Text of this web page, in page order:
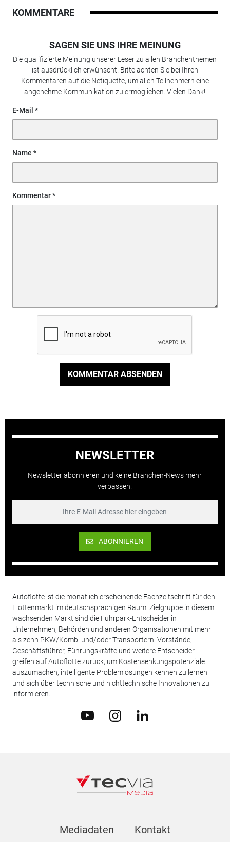
KOMMENTARE
SAGEN SIE UNS IHRE MEINUNG
Die qualifizierte Meinung unserer Leser zu allen Branchenthemen
ist ausdrücklich erwünscht. Bitte achten Sie bei Ihren
Kommentaren auf die Netiquette, um allen Teilnehmern eine
angenehme Kommunikation zu ermöglichen. Vielen Dank!
E-Mail
Name
Kommentar
KOMMENTAR ABSENDEN
NEWSLETTER
Newsletter abonnieren und keine Branchen-News mehr
verpassen.
ABONNIEREN
Autoflotte ist die monatlich erscheinende Fachzeitschrift für den
Flottenmarkt im deutschsprachigen Raum. Zielgruppe in diesem
wachsenden Markt sind die Fuhrpark-Entscheider in
Unternehmen, Behörden und anderen Organisationen mit mehr
als zehn PKW/Kombi und/oder Transportern. Vorstände,
Geschäftsführer, Führungskräfte und weitere Entscheider
greifen auf Autoflotte zurück, um Kostensenkungspotenziale
auszumachen, intelligente Problemlösungen kennen zu lernen
und sich über technische und nichttechnische Innovationen zu
informieren.
Mediadaten Kontakt